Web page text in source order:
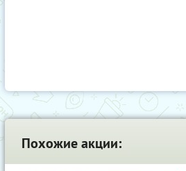
Похожие акции: